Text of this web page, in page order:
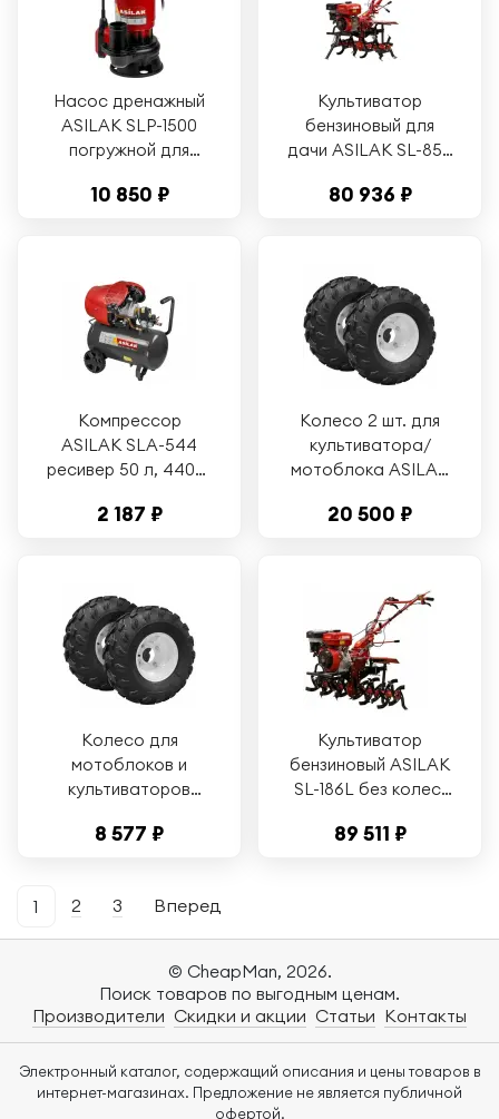
Насос дренажный
ASILAK SLP-1500
погружной для
(AS4410-1)
10 850 ₽
Культиватор
бензиновый для
дачи ASILAK SL-85L
9)
80 936 ₽
Компрессор
ASILAK SLA-544
ресивер 50 л, 440л/
8 бар, 2,2 кВт,
2 187 ₽
Колесо 2 шт. для
культиватора/
мотоблока ASILAK
20 500 ₽
Колесо для
мотоблоков и
культиваторов
штуки ASX5011-2
8 577 ₽
Культиватор
бензиновый ASILAK
SL-186L без колес,
обработки 135 см
89 511 ₽
1 2 3 Вперед
© CheapMan, 2026.
Поиск товаров по выгодным ценам.
Производители Скидки и акции Статьи Контакты
Электронный каталог, содержащий описания и цены товаров в
интернет-магазинах. Предложение не является публичной
офертой.